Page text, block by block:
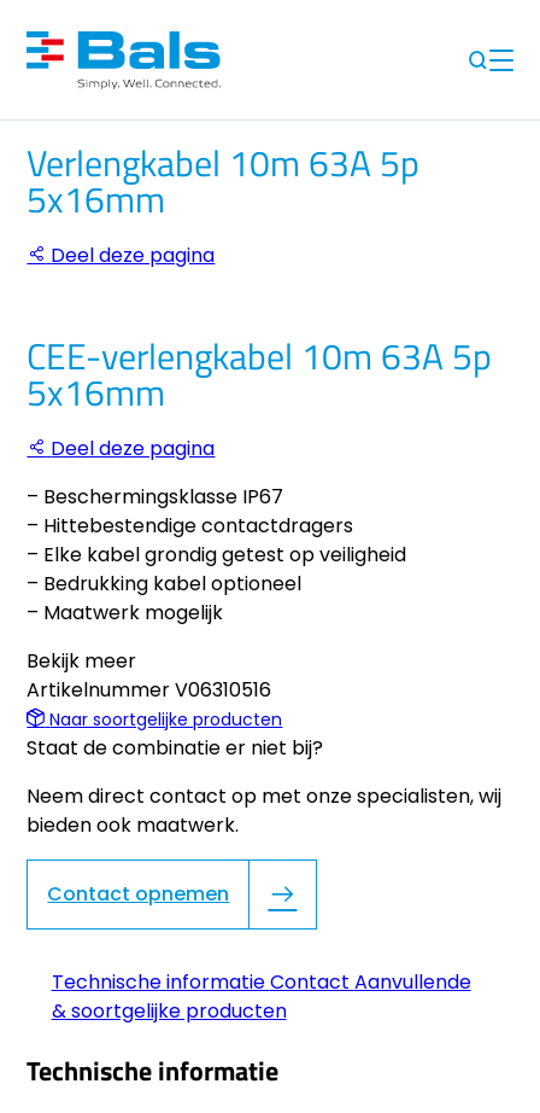
Verlengkabel 10m 63A 5p
5x16mm
Deel deze pagina
CEE-verlengkabel 10m 63A 5p
5x16mm
Deel deze pagina
– Beschermingsklasse IP67
– Hittebestendige contactdragers
– Elke kabel grondig getest op veiligheid
– Bedrukking kabel optioneel
– Maatwerk mogelijk
Bekijk meer
ArtikelnummerV06310516
Naar soortgelijke producten
Staat de combinatie er niet bij?
Neem direct contact op met onze specialisten, wij
bieden ook maatwerk.
Contact opnemen
Technische informatieContact Aanvullende
& soortgelijke producten
Technische informatie